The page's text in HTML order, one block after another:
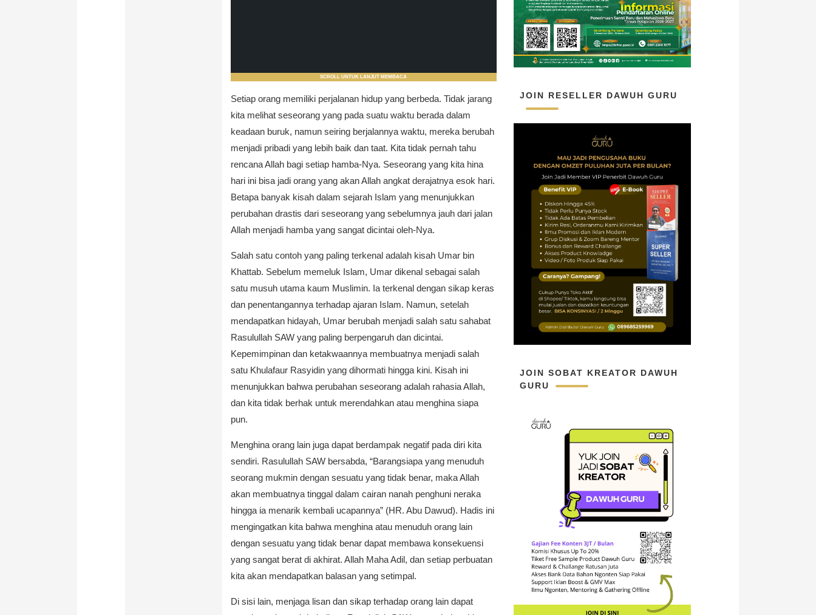
SCROLL UNTUK LANJUT MEMBACA
Setiap orang memiliki perjalanan hidup yang berbeda. Tidak jarang
kita melihat seseorang yang pada suatu waktu berada dalam
keadaan buruk, namun seiring berjalannya waktu, mereka berubah
menjadi pribadi yang lebih baik dan taat. Kita tidak pernah tahu
rencana Allah bagi setiap hamba-Nya. Seseorang yang kita hina
hari ini bisa jadi orang yang akan Allah angkat derajatnya esok hari.
Betapa banyak kisah dalam sejarah Islam yang menunjukkan
perubahan drastis dari seseorang yang sebelumnya jauh dari jalan
Allah menjadi hamba yang sangat dicintai oleh-Nya.
Salah satu contoh yang paling terkenal adalah kisah Umar bin
Khattab. Sebelum memeluk Islam, Umar dikenal sebagai salah
satu musuh utama kaum Muslimin. Ia terkenal dengan sikap keras
dan penentangannya terhadap ajaran Islam. Namun, setelah
mendapatkan hidayah, Umar berubah menjadi salah satu sahabat
Rasulullah SAW yang paling berpengaruh dan dicintai.
Kepemimpinan dan ketakwaannya membuatnya menjadi salah
satu Khulafaur Rasyidin yang dihormati hingga kini. Kisah ini
menunjukkan bahwa perubahan seseorang adalah rahasia Allah,
dan kita tidak berhak untuk merendahkan atau menghina siapa
pun.
Menghina orang lain juga dapat berdampak negatif pada diri kita
sendiri. Rasulullah SAW bersabda, “Barangsiapa yang menuduh
seorang mukmin dengan sesuatu yang tidak benar, maka Allah
akan membuatnya tinggal dalam cairan nanah penghuni neraka
hingga ia menarik kembali ucapannya” (HR. Abu Dawud). Hadis ini
mengingatkan kita bahwa menghina atau menuduh orang lain
dengan sesuatu yang tidak benar dapat membawa konsekuensi
yang sangat berat di akhirat. Allah Maha Adil, dan setiap perbuatan
kita akan mendapatkan balasan yang setimpal.
Di sisi lain, menjaga lisan dan sikap terhadap orang lain dapat
JOIN RESELLER DAWUH GURU
JOIN SOBAT KREATOR DAWUH
GURU